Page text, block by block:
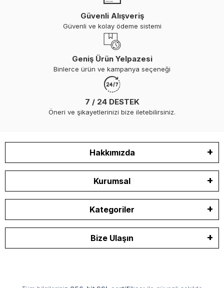
Güvenli Alışveriş
Güvenli ve kolay ödeme sistemi
Geniş Ürün Yelpazesi
Binlerce ürün ve kampanya seçeneği
7 / 24 DESTEK
Öneri ve şikayetlerinizi bize iletebilirsiniz.
Hakkımızda
Kurumsal
Kategoriler
Bize Ulaşın